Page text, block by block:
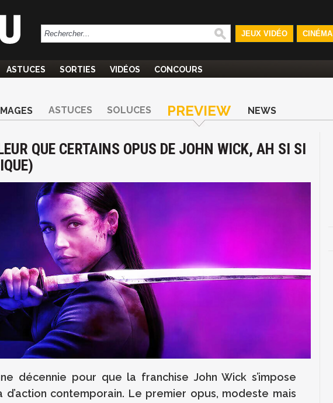
JEUX VIDÉO CINÉMA
ASTUCES SORTIES VIDÉOS CONCOURS
ASTUCES SOLUCES PREVIEW NEWS
QUE CERTAINS OPUS DE JOHN WICK, AH SI SI
décennie pour que la franchise John Wick s’impose
contemporain. Le premier opus, modeste mais